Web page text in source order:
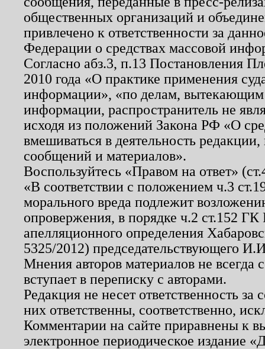
общественных организаций и
привлечено к ответственности за
Федерации о средствах массовой
Согласно абз.3, п.13 Постановления
2010 года «О практике применения
информации», «по делам, вытекающим
информации, распространитель не
исходя из положений Закона РФ «О
вмешиваться в деятельность
сообщений и материалов».
Воспользуйтесь «Правом на ответ»
«В соответствии с положением ч.3
морального вреда подлежит
опровержения, в порядке ч.2 ст.152
апелляционного определения
5325/2012) председательствующего
Мнения авторов материалов не
вступает в переписку с авторами.
Редакция не несет ответственность
них ответственны, соответственно,
Комментарии на сайте приравнены к
электронное периодическое издание